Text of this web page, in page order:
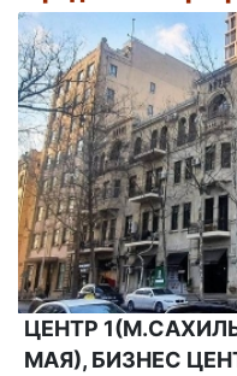
ЦЕНТР
МАЯ), БИЗНЕС